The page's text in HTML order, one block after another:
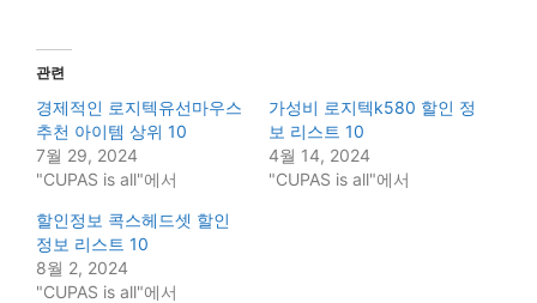
관련
경제적인 로지텍유선마우스
추천 아이템 상위 10
7월 29, 2024
"CUPAS is all"에서
가성비 로지텍k580 할인 정
보 리스트 10
4월 14, 2024
"CUPAS is all"에서
할인정보 콕스헤드셋 할인
정보 리스트 10
8월 2, 2024
"CUPAS is all"에서